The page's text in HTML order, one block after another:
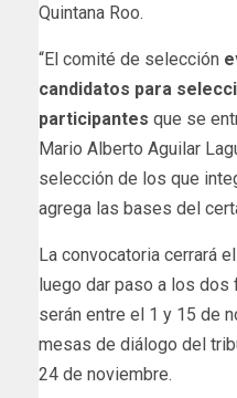
Quintana Roo.
“El comité de selección
candidatos para
participantes que se
Mario Alberto Aguilar
selección de los que
agrega las bases del
La convocatoria cerrará
luego dar paso a los
serán entre el 1 y 15 de
mesas de diálogo del
24 de noviembre.